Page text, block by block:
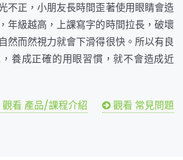
不正，小朋友長時間歪著使用眼睛會造
年級越高，上課寫字的時間拉長，破壞
然而然視力就會下滑得很快。所以有良
養成正確的用眼習慣，就不會造成近
觀看 產品/課程介紹 觀看 常見問題